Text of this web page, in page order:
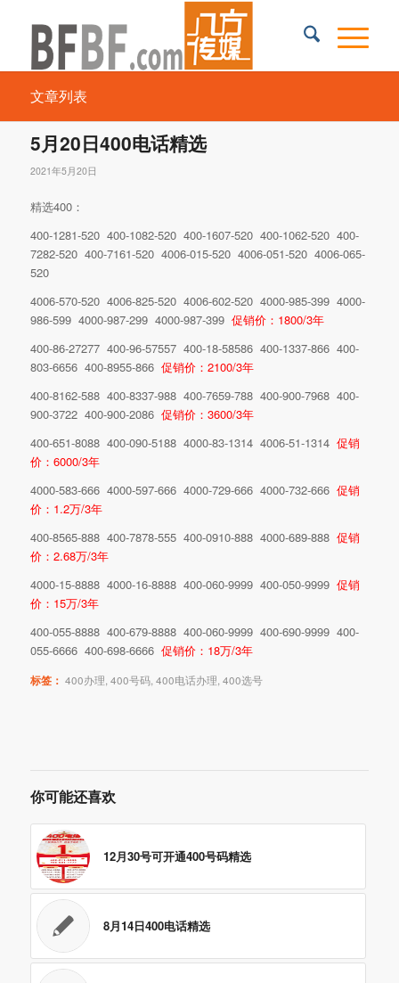
文章列表
5月20日400电话精选
2021年5月20日
精选400：
400-1281-520 400-1082-520 400-1607-520 400-1062-520 400-
7282-520 400-7161-520 4006-015-520 4006-051-520 4006-065-
520
4006-570-520 4006-825-520 4006-602-520 4000-985-399 4000-
986-599 4000-987-299 4000-987-399促销价：1800/3年
400-86-27277 400-96-57557 400-18-58586 400-1337-866 400-
803-6656 400-8955-866促销价：2100/3年
400-8162-588 400-8337-988 400-7659-788 400-900-7968 400-
900-3722 400-900-2086促销价：3600/3年
400-651-8088 400-090-5188 4000-83-1314 4006-51-1314 促销
价：6000/3年
4000-583-666 4000-597-666 4000-729-666 4000-732-666 促销
价：1.2万/3年
400-8565-888 400-7878-555 400-0910-888 4000-689-888 促销
价：2.68万/3年
4000-15-8888 4000-16-8888 400-060-9999 400-050-9999 促销
价：15万/3年
400-055-8888 400-679-8888 400-060-9999 400-690-9999 400-
055-6666 400-698-6666 促销价：18万/3年
标签： 400办理 400号码, 400电话办理 400选号
你可能还喜欢
12月30号可开通400号码精选
8月14日400电话精选